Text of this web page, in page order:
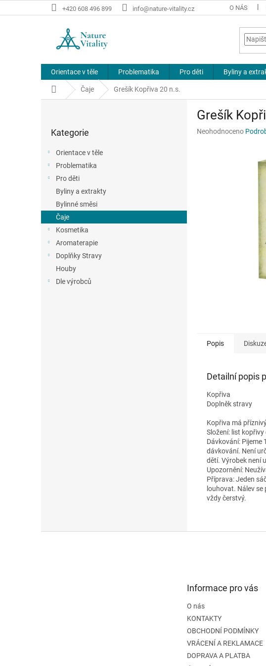
na
+420 608 496 899 info@nature-vitality.cz O NÁS
Orientace v těle Problematika Pro děti Byliny a
Domů Čaje Grešík Kopřiva 20 n.s.
a
n
kategorie
Kategorie
Orientace v těle
Problematika
Pro děti
Byliny a extrakty
Bylinné směsi
Čaje
Kosmetika
Aromaterapie
Doplňky Stravy
Houby
Dle výrobců
Grešík
Průměrné
Neohodnoceno
Popis
Detailní popis
Kopřiva
Doplněk stravy
Kopřiva má
Složení: list
Dávkování: Pijeme
dávkování. Není
dětí. Výrobek není
Upozornění:
Příprava: Jeden
louhovat. Nálev se
vždy čerstvý.
Informace pro vás
O nás
KONTAKTY
OBCHODNÍ PODMÍNKY
VRÁCENÍ A REKLAMACE
DOPRAVA A PLATBA